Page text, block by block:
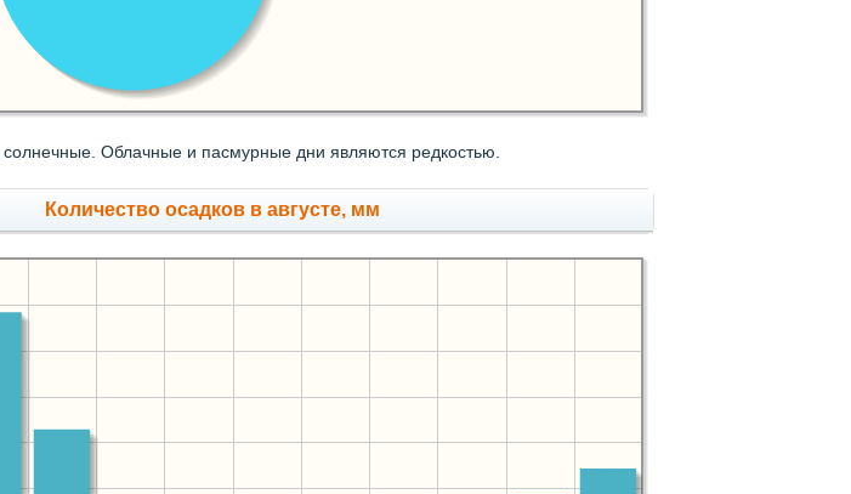
солнечные. Облачные и пасмурные дни являются редкостью.
Количество осадков в августе, мм